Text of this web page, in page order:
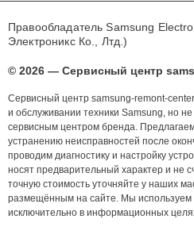
Правообладатель Samsung
Электроникс Ко., Лтд.)
© 2026 — Сервисный центр
Сервисный центр samsung-remont-
и обслуживании техники Samsung, но
сервисным центром бренда.
устранению неисправностей после
проводим диагностику и настройку
носят предварительный характер и не
точную стоимость уточняйте у наших
размещённым на сайте. Мы используем
исключительно в информационных